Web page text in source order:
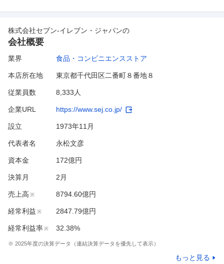
株式会社セブン-イレブン・ジャパンの
会社概要
業界 食品・コンビニエンスストア
本店所在地 東京都千代田区二番町８番地８
従業員数 8,333人
企業URL https://www.sej.co.jp/
設立 1973年11月
代表者名 永松文彦
資本金 172億円
決算月 2 月
売上高 ※ 8794.60億円
経常利益 ※ 2847.79億円
経常利益率※ 32.38%
※ 2025年度の決算データ（連結決算データを優先して表示）
もっと見る